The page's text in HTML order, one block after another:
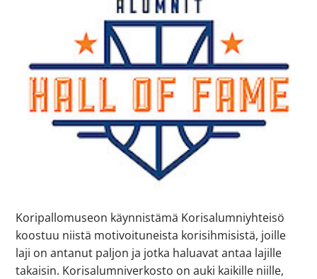
Koripallomuseon käynnistämä Korisalumniyhteisö
koostuu niistä motivoituneista korisihmisistä, joille
laji on antanut paljon ja jotka haluavat antaa lajille
takaisin. Korisalumniverkosto on auki kaikille niille,